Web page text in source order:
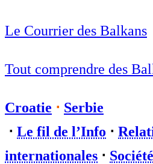
Le Courrier des Balkans
Tout comprendre des
Croatie ⋅ Serbie
⋅ Le fil de l’Info ⋅
internationales ⋅ Société